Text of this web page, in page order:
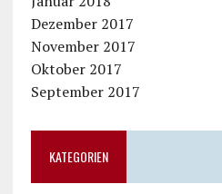
Dezember 2017
November 2017
Oktober 2017
September 2017
KATEGORIEN